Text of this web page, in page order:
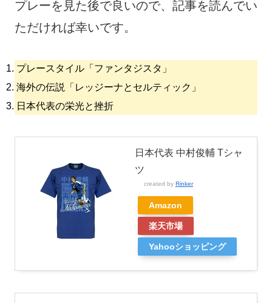
プレーを見た後で良いので、記事を読んでい
ただければ幸いです。
プレースタイル「ファンタジスタ」
海外の伝説「レッジーナとセルティック」
日本代表の栄光と挫折
日本代表 中村俊輔 Tシャ
ツ
created by Rinker
Amazon
楽天市場
Yahooショッピング